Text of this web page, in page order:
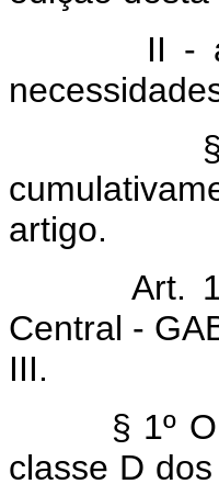
II - a
§ 2º Em
artigo.
Art. 11.
Central -
III.
§ 1º O
classe D